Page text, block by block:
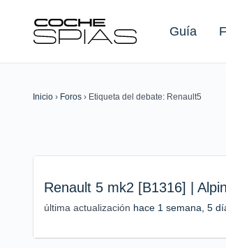
Guía
Buscar:
Inicio › Foros › Etiqueta del debate: Renault5
Renault 5 mk2 [B1316] |
última actualización hace 1 semana, 5